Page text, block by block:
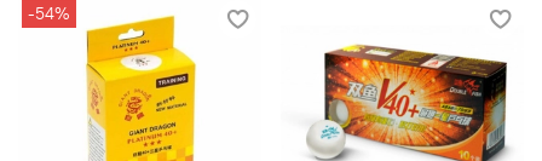
-54%